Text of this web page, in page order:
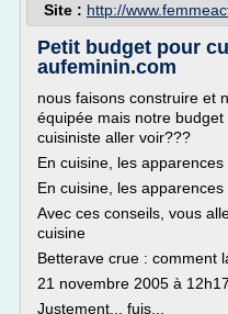
Site : http://
Petit budget pour
aufeminin.com
nous faisons construire et
équipée mais notre
cuisiniste aller voir???
En cuisine, les apparences
En cuisine, les apparences
Avec ces conseils, vous
cuisine
Betterave crue : comment
21 novembre 2005 à 12h17
Justement... fuis...